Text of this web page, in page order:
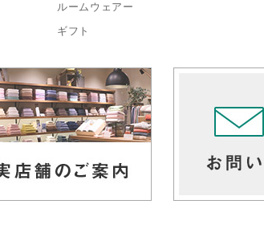
ルームウェアー
ギフト